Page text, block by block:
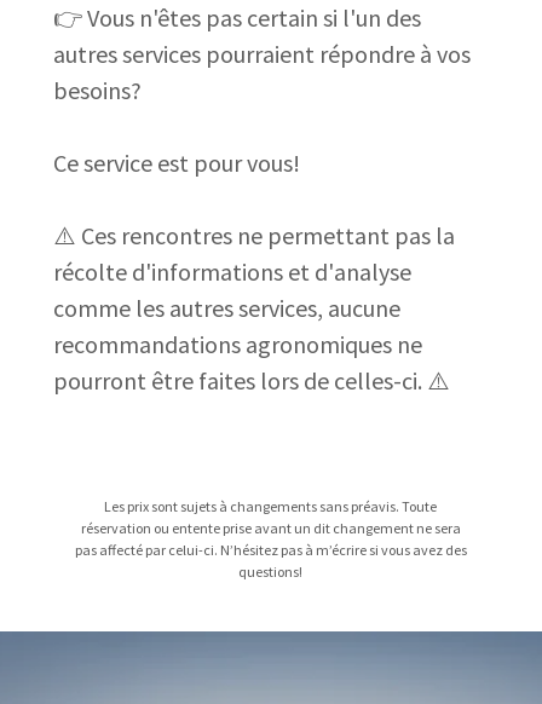
👉 Vous n'êtes pas certain si l'un des
autres services pourraient répondre à vos
besoins?
Ce service est pour vous!
⚠️ Ces rencontres ne permettant pas la
récolte d'informations et d'analyse
comme les autres services, aucune
recommandations agronomiques ne
pourront être faites lors de celles-ci. ⚠️
Les prix sont sujets à changements sans préavis. Toute
réservation ou entente prise avant un dit changement ne sera
pas affecté par celui-ci. N’hésitez pas à m’écrire si vous avez des
questions!